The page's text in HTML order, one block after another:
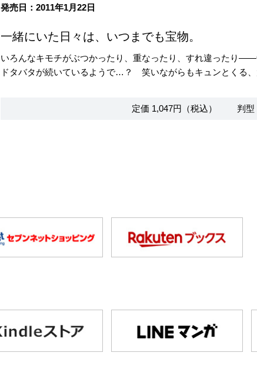
発売日：2011年1月22日
一緒にいた日々は、いつまでも宝物。
いろんなキモチがぶつかったり、重なったり、すれ違ったり
ドタバタが続いているようで…？ 笑いながらもキュンとくる、
定価 1,047円（税込） 判